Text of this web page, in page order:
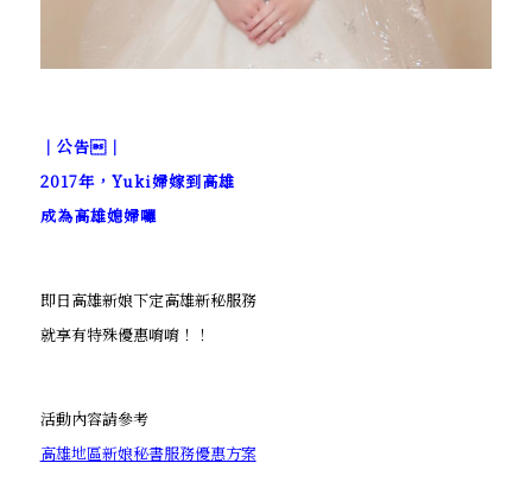
｜公告｜
2017年，Yuki婦嫁到高雄
成為高雄媳婦囉
即日高雄新娘下定高雄新秘服務
就享有特殊優惠唷唷！！
活動內容請參考
高雄地區新娘秘書服務優惠方案